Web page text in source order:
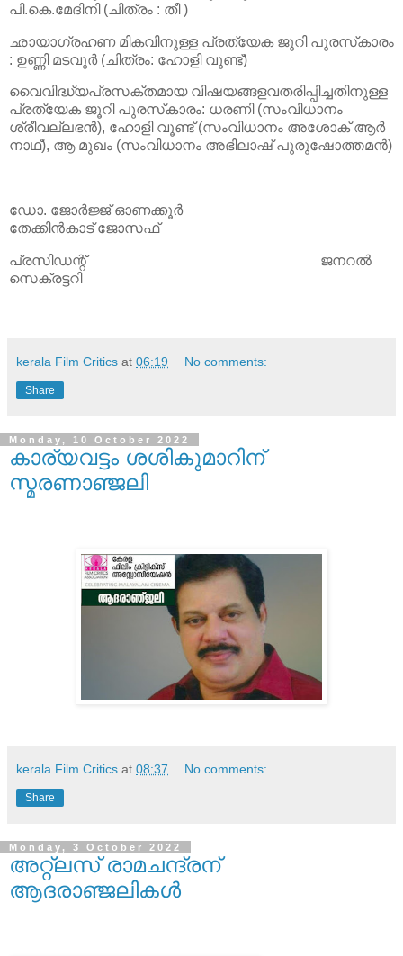
പി.കെ.മേദിനി (ചിത്രം : തീ )
ഛായാഗ്രഹണ മികവിനുള്ള പ്രത്യേക ജൂറി പുരസ്‌കാരം
: ഉണ്ണി മടവൂര്‍ (ചിത്രം: ഹോളി വൂണ്ട്)
വൈവിദ്ധ്യപ്രസക്തമായ വിഷയങ്ങളവതരിപ്പിച്ചതിനുള്ള
പ്രത്യേക ജൂറി പുരസ്‌കാരം: ധരണി (സംവിധാനം
ശ്രീവല്ലഭന്‍), ഹോളി വൂണ്ട് (സംവിധാനം അശോക് ആര്‍
നാഥ്), ആ മുഖം (സംവിധാനം അഭിലാഷ് പുരുഷോത്തമന്‍)
ഡോ. ജോര്‍ജ്ജ് ഓണക്കൂര്‍
തേക്കിന്‍കാട് ജോസഫ്
പ്രസിഡന്റ് ജനറല്‍
സെക്രട്ടറി
kerala Film Critics at 06:19 No comments:
Share
Monday, 10 October 2022
കാര്യവട്ടം ശശികുമാറിന്
സ്മരണാഞ്ജലി
kerala Film Critics at 08:37 No comments:
Share
Monday, 3 October 2022
അറ്റ്ലസ് രാമചന്ദ്രന്
ആദരാഞ്ജലികൾ